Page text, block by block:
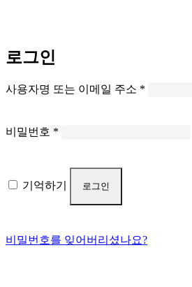
로그인
사용자명 또는 이메일 주소 *
비밀번호 *
기억하기 로그인
비밀번호를 잊어버리셨나요?